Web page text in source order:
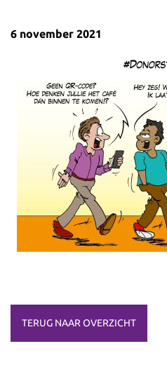
6 november 2021
TERUG NAAR OVERZICHT